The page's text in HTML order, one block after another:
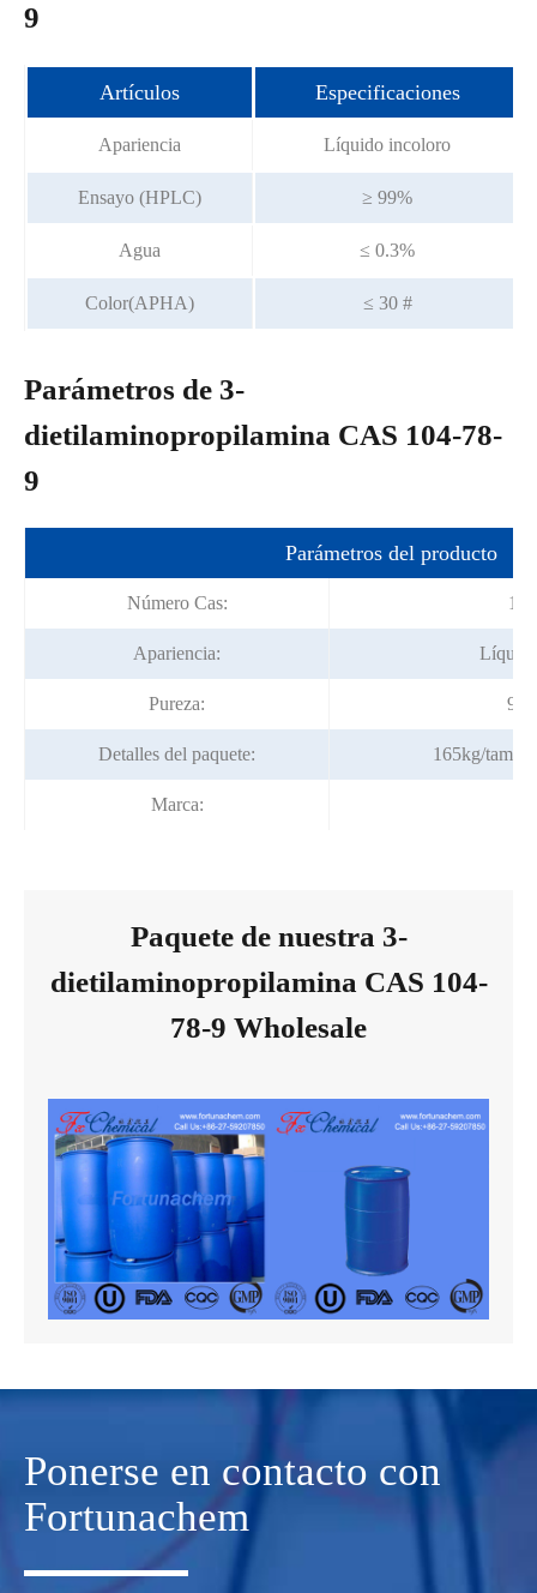
9
Artículos Especificaciones
Apariencia Líquido incoloro
Ensayo (HPLC) ≥ 99%
Agua ≤ 0.3%
Color(APHA) ≤ 30 #
Parámetros de 3-
dietilaminopropilamina CAS 104-78-
9
Parámetros del producto
Número Cas:
Apariencia:
Pureza:
Detalles del paquete: 165kg/
Marca:
Paquete de nuestra 3-
dietilaminopropilamina CAS 104-
78-9 Wholesale
Ponerse en contacto con
Fortunachem